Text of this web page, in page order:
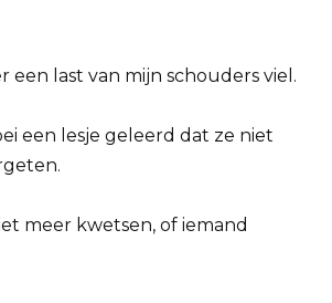
een last van mijn schouders viel.
een lesje geleerd dat ze niet
meer kwetsen, of iemand